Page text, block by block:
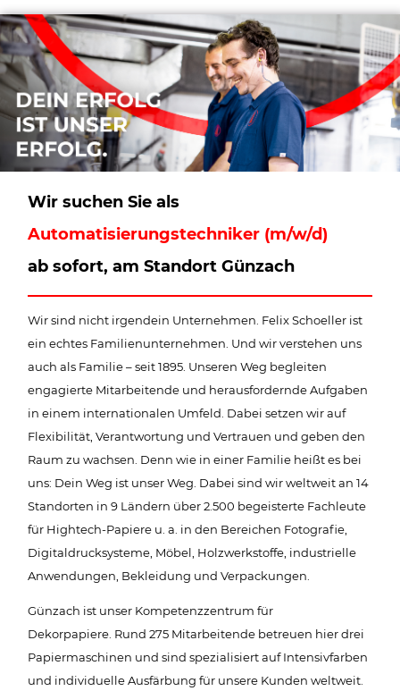
Wir suchen Sie als
Automatisierungstechniker (m/w/d)
ab sofort, am Standort Günzach
Wir sind nicht irgendein Unternehmen. Felix Schoeller ist
ein echtes Familienunternehmen. Und wir verstehen uns
auch als Familie – seit 1895. Unseren Weg begleiten
engagierte Mitarbeitende und herausfordernde Aufgaben
in einem internationalen Umfeld. Dabei setzen wir auf
Flexibilität, Verantwortung und Vertrauen und geben den
Raum zu wachsen. Denn wie in einer Familie heißt es bei
uns: Dein Weg ist unser Weg. Dabei sind wir weltweit an 14
Standorten in 9 Ländern über 2.500 begeisterte Fachleute
für Hightech-Papiere u. a. in den Bereichen Fotografie,
Digitaldrucksysteme, Möbel, Holzwerkstoffe, industrielle
Anwendungen, Bekleidung und Verpackungen.
Günzach ist unser Kompetenzzentrum für
Dekorpapiere. Rund 275 Mitarbeitende betreuen hier drei
Papiermaschinen und sind spezialisiert auf Intensivfarben
und individuelle Ausfärbung für unsere Kunden weltweit.